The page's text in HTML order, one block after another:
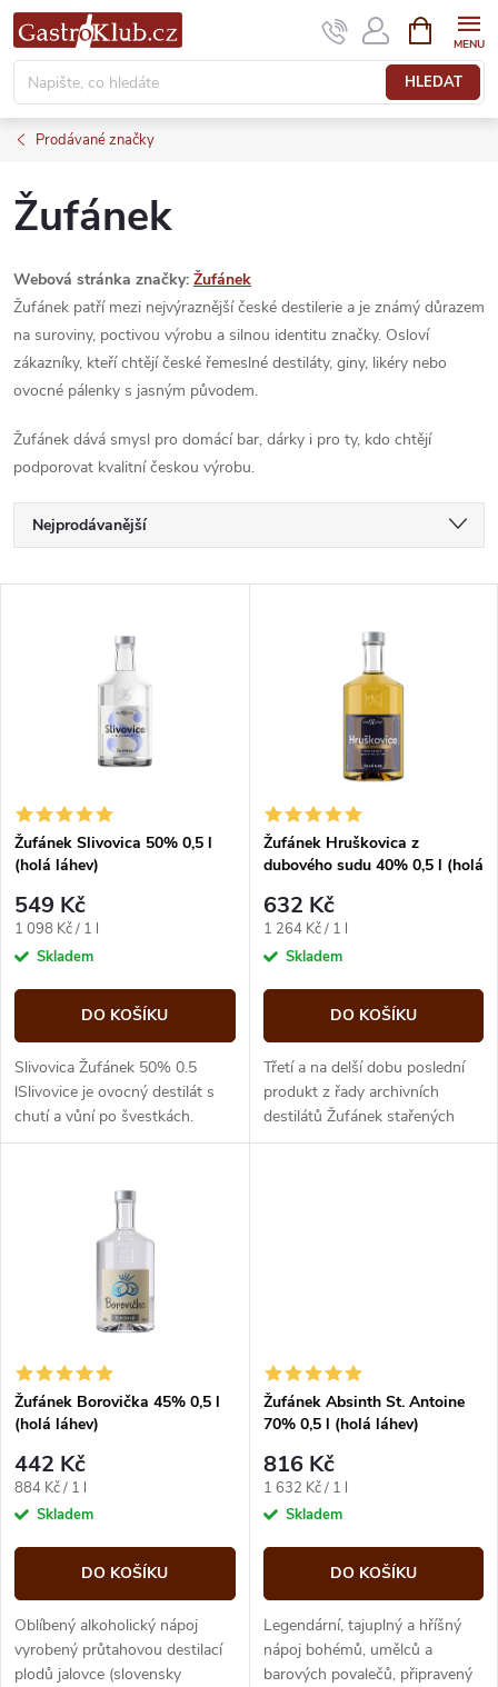
Přejít
na
obsah
HLEDAT
NÁKUPNÍ
KOŠÍK
Prodávané značky
Žufánek
Webová stránka značky: Žufánek
Žufánek patří mezi nejvýraznější české destilerie a je známý důrazem
na suroviny, poctivou výrobu a silnou identitu značky. Osloví
zákazníky, kteří chtějí české řemeslné destiláty, giny, likéry nebo
ovocné pálenky s jasným původem.
Žufánek dává smysl pro domácí bar, dárky i pro ty, kdo chtějí
podporovat kvalitní českou výrobu.
Ř
a
í
p
r
o
d
u
k
Nejprodávanější
s
p
r
o
d
u
Žufánek Slivovica 50% 0,5 l
(holá láhev)
549 Kč
Měrná
cena:
1 098 Kč / 1 l
Skladem
DO KOŠÍKU
Slivovica Žufánek 50% 0.5
lSlivovice je ovocný destilát s
chutí a vůní po švestkách.
Vyrábí se z vyzrálých švestek s
Žufánek Hruškovica z
dubového sudu 40% 0,5 l (holá
632 Kč
Měrná
cena:
1 264 Kč / 1 l
Skladem
DO KOŠÍKU
Třetí a na delší dobu poslední
produkt z řady archivních
destilátů Žufánek stařených
v dubových sudech. Po slivovici
Žufánek Borovička 45% 0,5 l
(holá láhev)
442 Kč
Měrná
cena:
884 Kč / 1 l
Skladem
DO KOŠÍKU
Oblíbený alkoholický nápoj
vyrobený průtahovou destilací
plodů jalovce (slovensky
Žufánek Absinth St. Antoine
70% 0,5 l (holá láhev)
816 Kč
Měrná
cena:
1 632 Kč / 1 l
Skladem
DO KOŠÍKU
Legendární, tajuplný a hříšný
nápoj bohémů, umělců a
barových povalečů, připravený